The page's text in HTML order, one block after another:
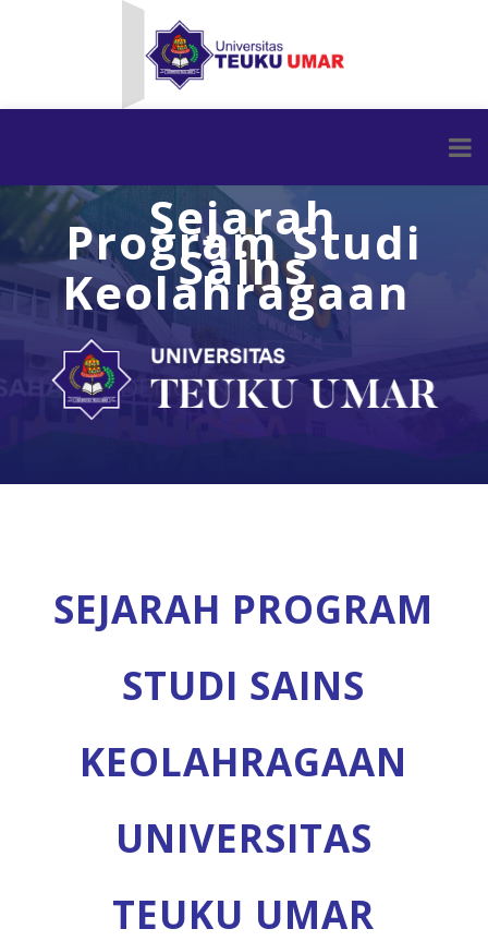
Sejarah
Program Studi
Sains
Keolahragaan
SEJARAH PROGRAM
STUDI SAINS
KEOLAHRAGAAN
UNIVERSITAS
TEUKU UMAR